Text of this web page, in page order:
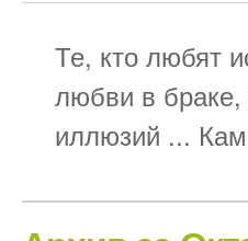
Те, кто любят
любви в
иллюзий ...